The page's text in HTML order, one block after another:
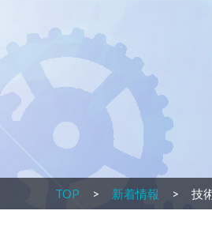
TOP 新着情報 技